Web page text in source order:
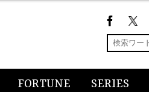
FORTUNE SERIES